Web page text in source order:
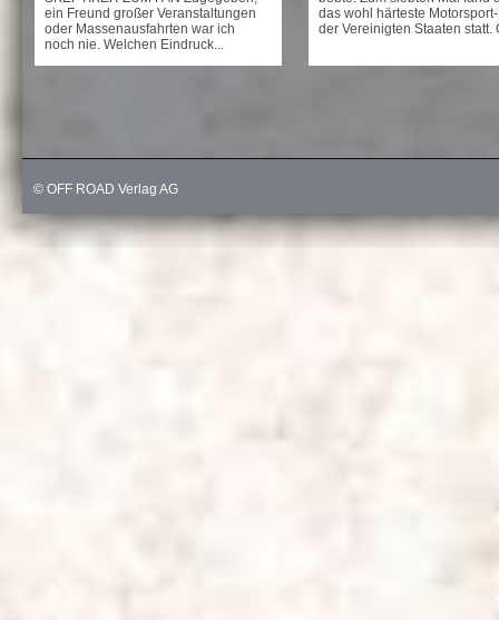
ein Freund großer Veranstaltungen
oder Massenausfahrten war ich
noch nie. Welchen Eindruck...
das wohl härteste
der Vereinigten Staaten statt.
© OFF ROAD Verlag AG